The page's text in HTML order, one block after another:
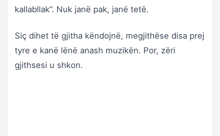
kallabllak”. Nuk janë pak, janë tetë.
Siç dihet të gjitha këndojnë, megjithëse disa prej
tyre e kanë lënë anash muzikën. Por, zëri
gjithsesi u shkon.